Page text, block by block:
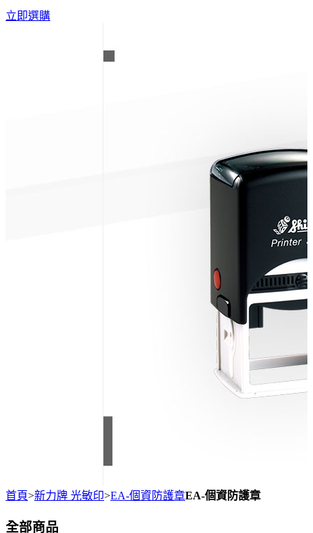
立即選購
首頁>新力牌 光敏印>EA-個資防護章EA-個資防護章
全部商品